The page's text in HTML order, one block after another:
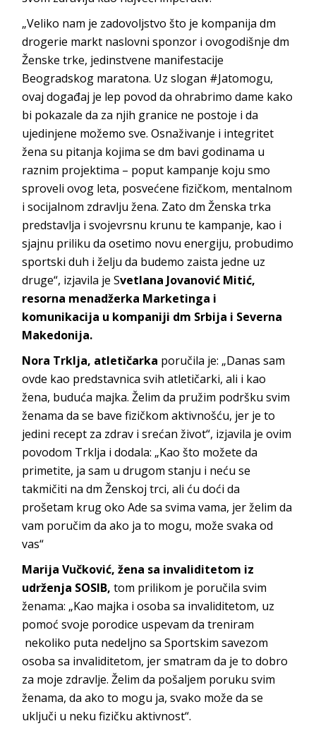
„Veliko nam je zadovoljstvo što je kompanija dm
drogerie markt naslovni sponzor i ovogodišnje dm
Ženske trke, jedinstvene manifestacije
Beogradskog maratona. Uz slogan #Jatomogu,
ovaj događaj je lep povod da ohrabrimo dame kako
bi pokazale da za njih granice ne postoje i da
ujedinjene možemo sve. Osnaživanje i integritet
žena su pitanja kojima se dm bavi godinama u
raznim projektima – poput kampanje koju smo
sproveli ovog leta, posvećene fizičkom, mentalnom
i socijalnom zdravlju žena. Zato dm Ženska trka
predstavlja i svojevrsnu krunu te kampanje, kao i
sjajnu priliku da osetimo novu energiju, probudimo
sportski duh i želju da budemo zaista jedne uz
druge“, izjavila je Svetlana Jovanović Mitić,
resorna menadžerka Marketinga i
komunikacija u kompaniji dm Srbija i Severna
Makedonija.
Nora Trklja, atletičarka poručila je: „Danas sam
ovde kao predstavnica svih atletičarki, ali i kao
žena, buduća majka. Želim da pružim podršku svim
ženama da se bave fizičkom aktivnošću, jer je to
jedini recept za zdrav i srećan život“, izjavila je ovim
povodom Trklja i dodala: „Kao što možete da
primetite, ja sam u drugom stanju i neću se
takmičiti na dm Ženskoj trci, ali ću doći da
prošetam krug oko Ade sa svima vama, jer želim da
vam poručim da ako ja to mogu, može svaka od
vas“
Marija Vučković, žena sa invaliditetom iz
udrženja SOSIB, tom prilikom je poručila svim
ženama: „Kao majka i osoba sa invaliditetom, uz
pomoć svoje porodice uspevam da treniram
nekoliko puta nedeljno sa Sportskim savezom
osoba sa invaliditetom, jer smatram da je to dobro
za moje zdravlje. Želim da pošaljem poruku svim
ženama, da ako to mogu ja, svako može da se
uključi u neku fizičku aktivnost“.